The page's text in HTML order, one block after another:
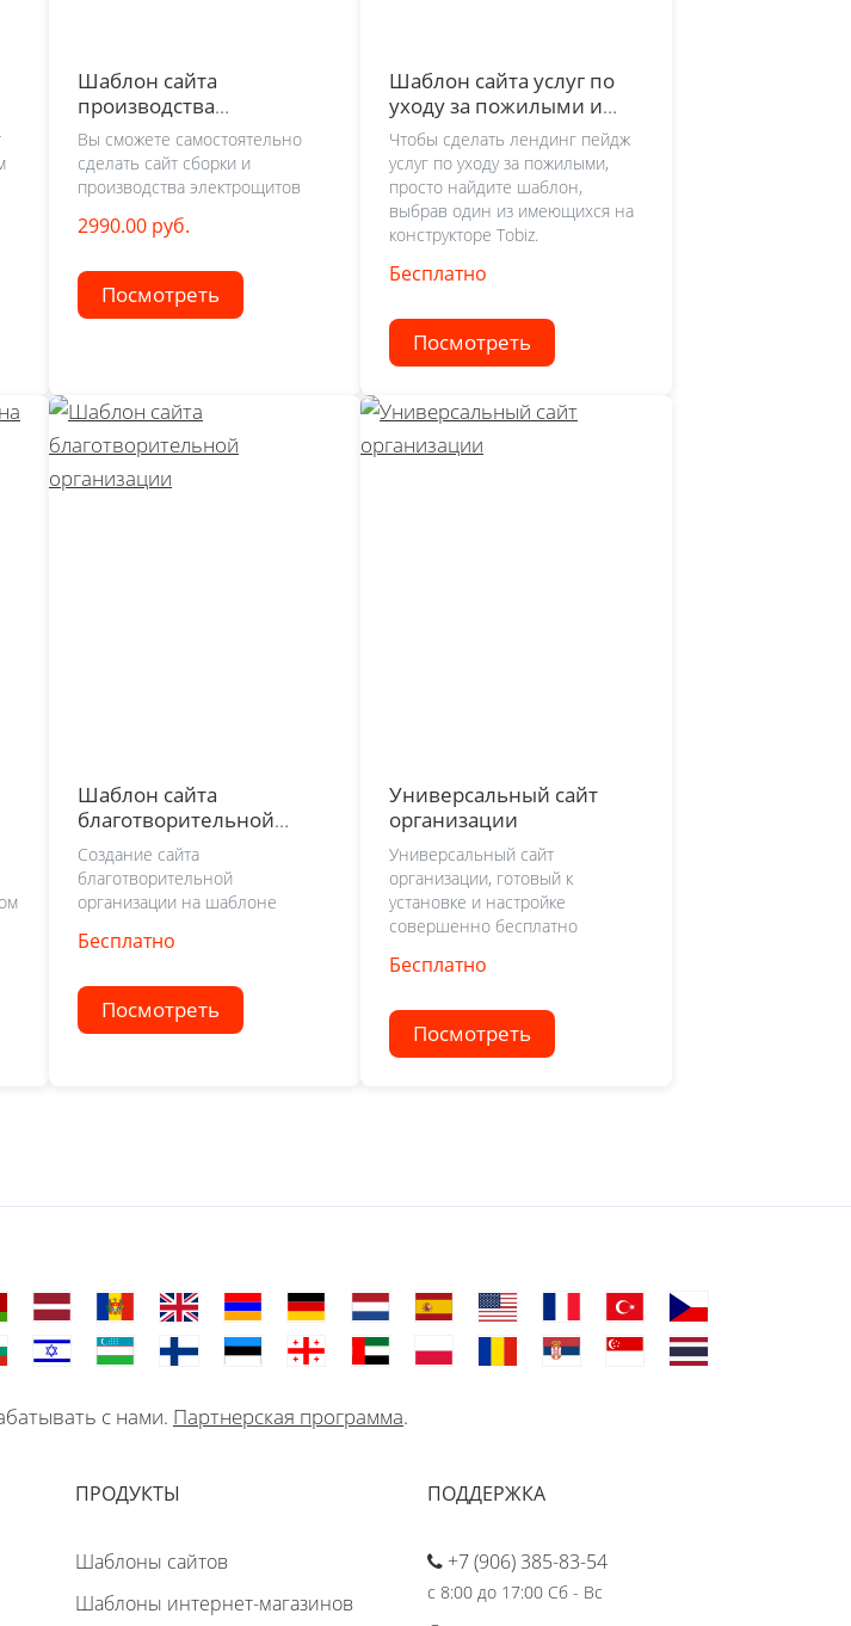
Шаблон сайта
производства
электрощитов
Вы сможете самостоятельно
сделать сайт сборки и
производства электрощитов
2990.00 руб.
Посмотреть
Шаблон сайта услуг по
уходу за пожилыми и
сиделок
Чтобы сделать лендинг пейдж
услуг по уходу за пожилыми,
просто найдите шаблон,
выбрав один из имеющихся на
конструкторе Tobiz.
Бесплатно
Посмотреть
Шаблон сайта
благотворительной
организации
Создание сайта
благотворительной
организации на шаблоне
Бесплатно
Посмотреть
Универсальный сайт
организации
Универсальный сайт
организации, готовый к
установке и настройке
совершенно бесплатно
Бесплатно
Посмотреть
с нами. Партнерская программа.
ПРОДУКТЫ
Шаблоны сайтов
Шаблоны интернет-магазинов
ПОДДЕРЖКА
+7 (906) 385-83-54
с 8:00 до 17:00 Сб - Вс